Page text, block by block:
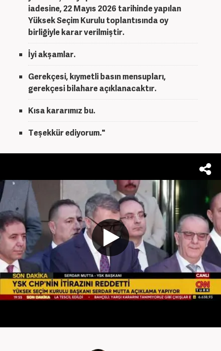
iadesine, 22 Mayıs 2026 tarihinde yapılan
Yüksek Seçim Kurulu toplantısında oy
birliğiyle karar verilmiştir.
İyi akşamlar.
Gerekçesi, kıymetli basın mensupları,
gerekçesi bilahare açıklanacaktır.
Kısa kararımız bu.
Teşekkür ediyorum."